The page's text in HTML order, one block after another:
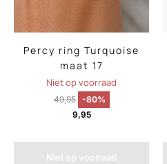
Percy ring Turquoise
maat 17
Niet op voorraad
49,95
-80%
9,95
Niet op voorraad